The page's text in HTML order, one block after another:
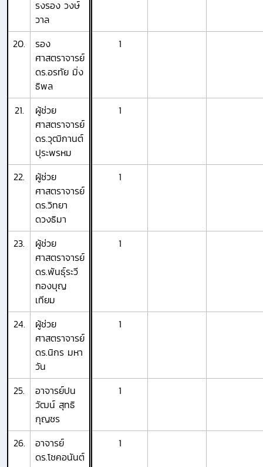
รงรอง วงษ์
วาล
20.
รอง
ศาสตราจารย์
ดร.อรทัย มิ่ง
ธิพล
1
21.
ผู้ช่วย
ศาสตราจารย์
ดร.วุฒิกานต์
ปุระพรหม
1
22.
ผู้ช่วย
ศาสตราจารย์
ดร.วิทยา
ดวงธิมา
1
23.
ผู้ช่วย
ศาสตราจารย์
ดร.พันธุ์ระวี
กองบุญ
เทียม
1
24.
ผู้ช่วย
ศาสตราจารย์
ดร.นิกร มหา
วัน
1
25.
อาจารย์ปน
วัฒน์ สุทธิ
กุญชร
1
26.
อาจารย์
ดร.โชคอนันต์
1